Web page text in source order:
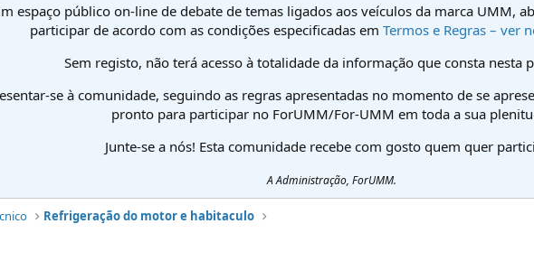
espaço público on-line de debate de temas ligados aos veículos da marca UMM,
participar de acordo com as condições especificadas em Termos e Regras – ver
Sem registo, não terá acesso à totalidade da informação que consta nesta
se à comunidade, seguindo as regras apresentadas no momento de se
pronto para participar no ForUMM/For-UMM em toda a sua
Junte-se a nós! Esta comunidade recebe com gosto quem quer
A Administração, ForUMM.
Refrigeração do motor e habitaculo